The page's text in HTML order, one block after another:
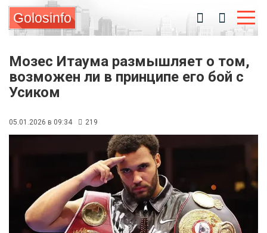
Golosinfo
Мозес Итаума размышляет о том,
возможен ли в принципе его бой с
Усиком
05.01.2026 в 09:34 219